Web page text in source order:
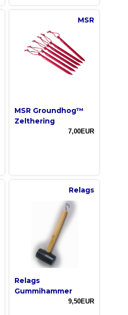
MSR
MSR Groundhog™
Zelthering
7,00EUR
Relags
Relags
Gummihammer
9,50EUR